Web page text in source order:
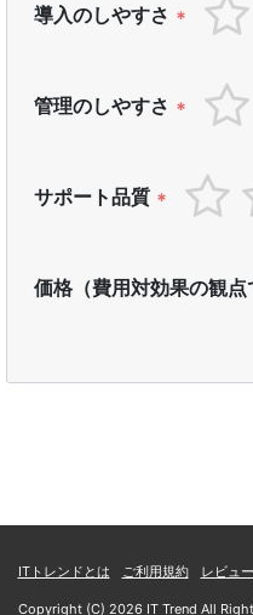
導入のしやすさ *
管理のしやすさ *
サポート品質 *
価格（費用対効果の観点
ITトレンドとは ご利用規約 レビュ
Copyright (C) 2026 IT Trend All